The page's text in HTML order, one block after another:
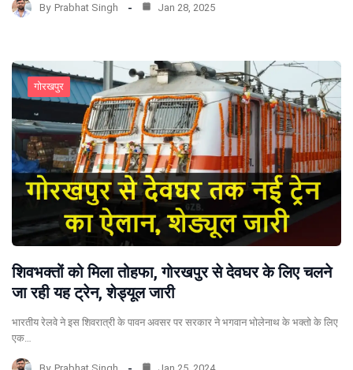
By Prabhat Singh Jan 28, 2025
गोरखपुर
शिवभक्तों को मिला तोहफा, गोरखपुर से देवघर के लिए चलने
जा रही यह ट्रेन, शेड्यूल जारी
भारतीय रेलवे ने इस शिवरात्री के पावन अवसर पर सरकार ने भगवान भोलेनाथ के भक्तो के लिए
एक…